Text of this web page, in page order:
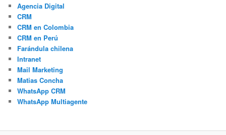
Agencia Digital
CRM
CRM en Colombia
CRM en Perú
Farándula chilena
Intranet
Mail Marketing
Matias Concha
WhatsApp CRM
WhatsApp Multiagente